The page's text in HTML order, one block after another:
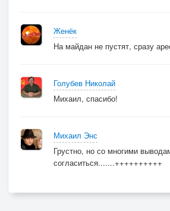
Женёк
На майдан не пустят, сразу
Голубев Николай
Михаил, спасибо!
Михаил Энс
Грустно, но со многими
согласиться.......++++++++++